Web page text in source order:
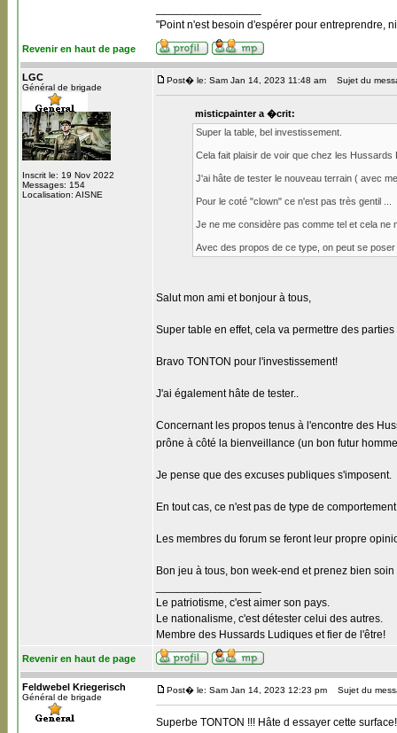
"Point n'est besoin d'espérer pour entreprendre,
Revenir en haut de page
LGC
Général de brigade
Inscrit le: 19 Nov 2022
Messages: 154
Localisation: AISNE
Post� le: Sam Jan 14, 2023 11:48 am Sujet du
misticpainter a �crit:
Super la table, bel investissement.
Cela fait plaisir de voir que chez les
J'ai hâte de tester le nouveau terrain ( avec
Pour le coté "clown" ce n'est pas très gentil ...
Je ne me considère pas comme tel et cela
Avec des propos de ce type, on peut se
Salut mon ami et bonjour à tous,
Super table en effet, cela va permettre des
Bravo TONTON pour l'investissement!
J'ai également hâte de tester..
Concernant les propos tenus à l'encontre des
prône à côté la bienveillance (un bon futur
Je pense que des excuses publiques s'imposent.
En tout cas, ce n'est pas de type de
Les membres du forum se feront leur propre
Bon jeu à tous, bon week-end et prenez bien
Le patriotisme, c'est aimer son pays.
Le nationalisme, c'est détester celui des autres.
Membre des Hussards Ludiques et fier de l'être!
Revenir en haut de page
Feldwebel Kriegerisch
Général de brigade
Post� le: Sam Jan 14, 2023 12:23 pm Sujet du
Superbe TONTON !!! Hâte d essayer cette